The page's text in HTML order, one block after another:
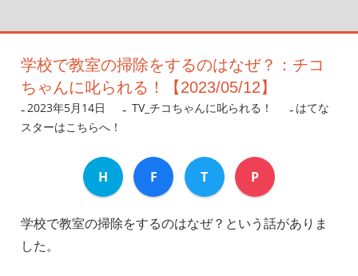
学校で教室の掃除をするのはなぜ？：チコ
ちゃんに叱られる！【2023/05/12】
2023年5月14日 nanigoto
TV_チコちゃんに叱られる！
はてな
スターはこちらへ！
H F T P
学校で教室の掃除をするのはなぜ？という話がありま
した。